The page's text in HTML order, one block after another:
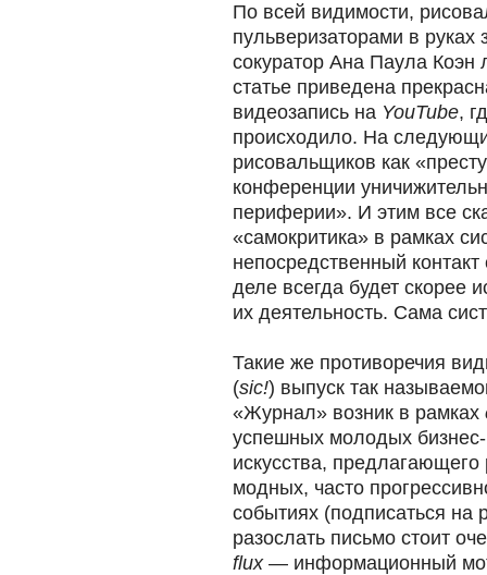
По всей видимости,
пульверизаторами в руках
сокуратор Ана Паула Коэн
статье приведена
видеозапись на YouTube,
происходило. На
рисовальщиков как
конференции
периферии». И этим все
«самокритика» в рамках
непосредственный
деле всегда будет скорее
их деятельность. Сама
Такие же противоречия
(sic!) выпуск так
«Журнал» возник в рамках
успешных молодых
искусства,
модных, часто
событиях (подписаться на
разослать письмо стоит
flux— информационный